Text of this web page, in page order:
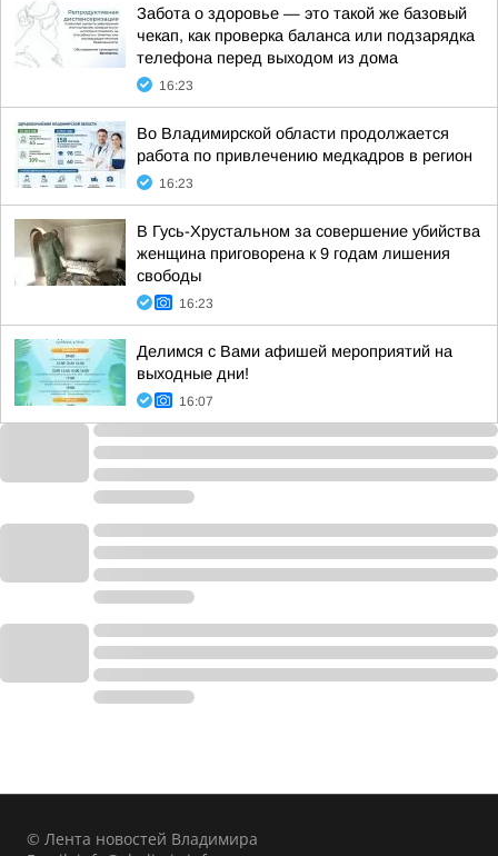
Забота о здоровье — это такой же базовый
чекап, как проверка баланса или подзарядка
телефона перед выходом из дома
16:23
Во Владимирской области продолжается
работа по привлечению медкадров в регион
16:23
В Гусь-Хрустальном за совершение убийства
женщина приговорена к 9 годам лишения
свободы
16:23
Делимся с Вами афишей мероприятий на
выходные дни!
16:07
© Лента новостей Владимира